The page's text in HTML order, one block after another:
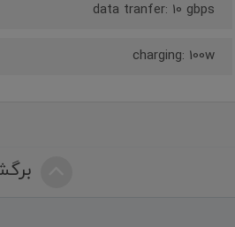
data tranfer: 10 gbps
charging: 100w